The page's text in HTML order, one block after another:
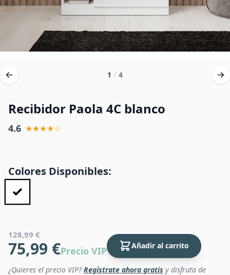
1 / 4
Recibidor Paola 4C blanco
4.6 ★★★★☆
Colores Disponibles:
128,99 €
75,99 €Precio VIP Añadir al carrito
¿Quieres el precio VIP?Regístrate ahora gratis y disfruta de